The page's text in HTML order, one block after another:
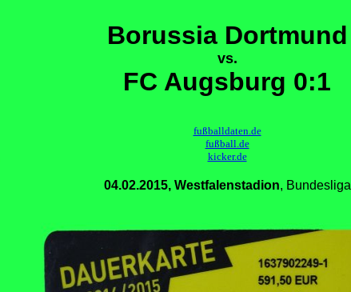
Borussia Dortmund
vs.
FC Augsburg 0:1
fußballdaten.de
fußball.de
kicker.de
04.02.2015, Westfalenstadion, Bundesliga